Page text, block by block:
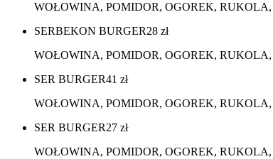
WOŁOWINA, POMIDOR, OGOREK, RUKOLA,
SERBEKON BURGER28 zł
WOŁOWINA, POMIDOR, OGOREK,
SER BURGER41 zł
WOŁOWINA, POMIDOR, OGOREK, RUKOLA,
SER BURGER27 zł
WOŁOWINA, POMIDOR, OGOREK,